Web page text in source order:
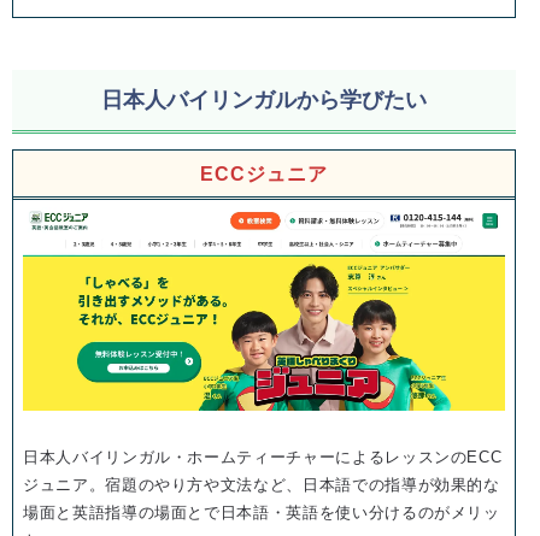
日本人バイリンガルから学びたい
ECCジュニア
日本人バイリンガル・ホームティーチャーによるレッスンのECC
ジュニア。宿題のやり方や文法など、日本語での指導が効果的な
場面と英語指導の場面とで日本語・英語を使い分けるのがメリッ